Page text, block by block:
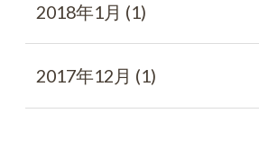
2018年1月 (1)
2017年12月 (1)